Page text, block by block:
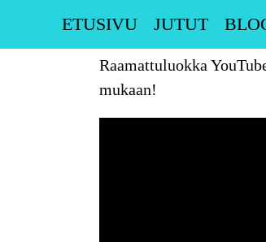
ETUSIVU JUTUT
Raamattuluokka
mukaan!